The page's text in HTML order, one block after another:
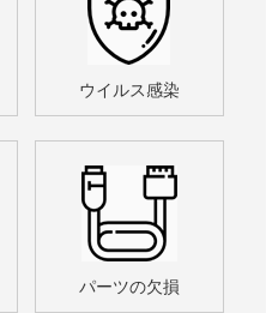
ウイルス感染
パーツの欠損